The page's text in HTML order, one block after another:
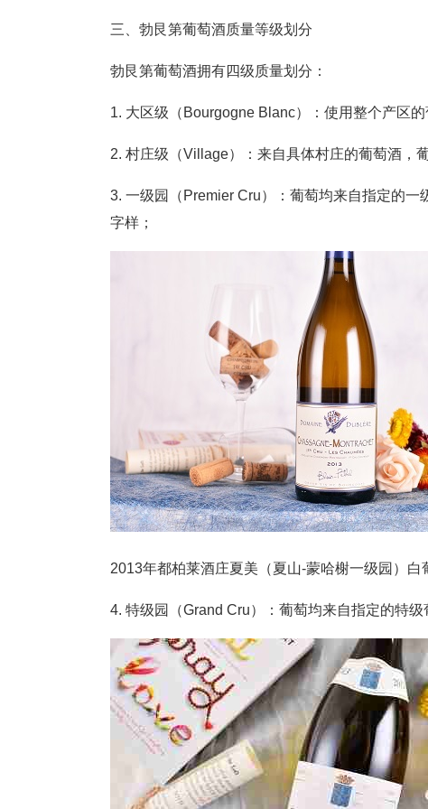
三、勃艮第葡萄酒质量等级划分
勃艮第葡萄酒拥有四级质量划分：
1. 大区级（Bourgogne Blanc）：使用整个产
2. 村庄级（Village）：来自具体村庄的葡萄酒，
3. 一级园（Premier Cru）：葡萄均来自指定的
字样；
2013年都柏莱酒庄夏美（夏山-蒙哈榭一级园）白
4. 特级园（Grand Cru）：葡萄均来自指定的特